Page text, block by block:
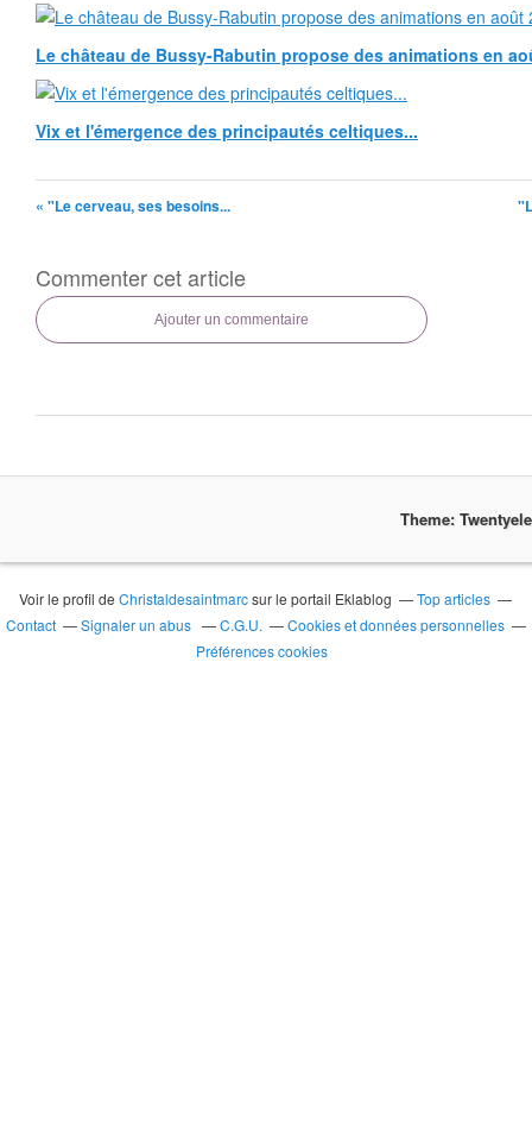
Le château de Bussy-Rabutin propose des animations en
Vix et l'émergence des principautés celtiques...
« "Le cerveau, ses besoins...
Commenter cet article
Ajouter un commentaire
Theme:
Voir le profil deChristaldesaintmarcsur le portail Eklablog
Top articles
Contact
Signaler un abus C.G.U.
Cookies et données personnelles
Préférences cookies